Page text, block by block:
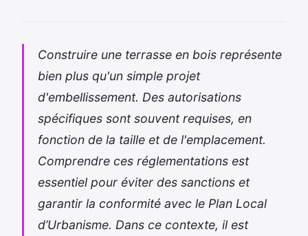
Construire une terrasse en bois représente
bien plus qu'un simple projet
d'embellissement. Des autorisations
spécifiques sont souvent requises, en
fonction de la taille et de l'emplacement.
Comprendre ces réglementations est
essentiel pour éviter des sanctions et
garantir la conformité avec le Plan Local
d’Urbanisme. Dans ce contexte, il est